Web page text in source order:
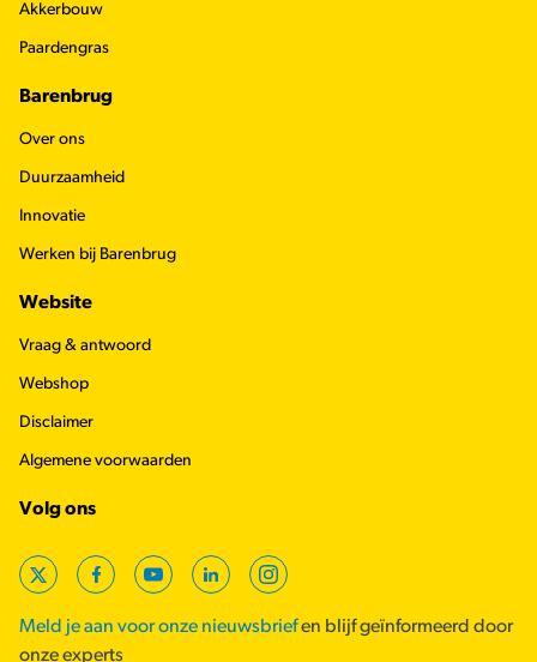
Akkerbouw
Paardengras
Barenbrug
Over ons
Duurzaamheid
Innovatie
Werken bij Barenbrug
Website
Vraag & antwoord
Webshop
Disclaimer
Algemene voorwaarden
Volg ons
X FacebookYouTubeLinkedInInstagram
Meld je aan voor onze nieuwsbriefen blijf geïnformeerd door
onze experts